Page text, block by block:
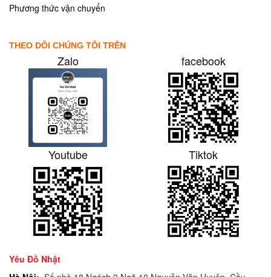
Phương thức vận chuyển
THEO DÕI CHÚNG TÔI TRÊN
Zalo facebook
Youtube Tiktok
Yêu Đồ Nhật